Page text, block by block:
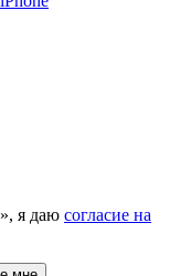
я даю согласие на